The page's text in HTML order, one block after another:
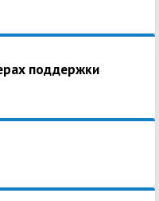
поддержки